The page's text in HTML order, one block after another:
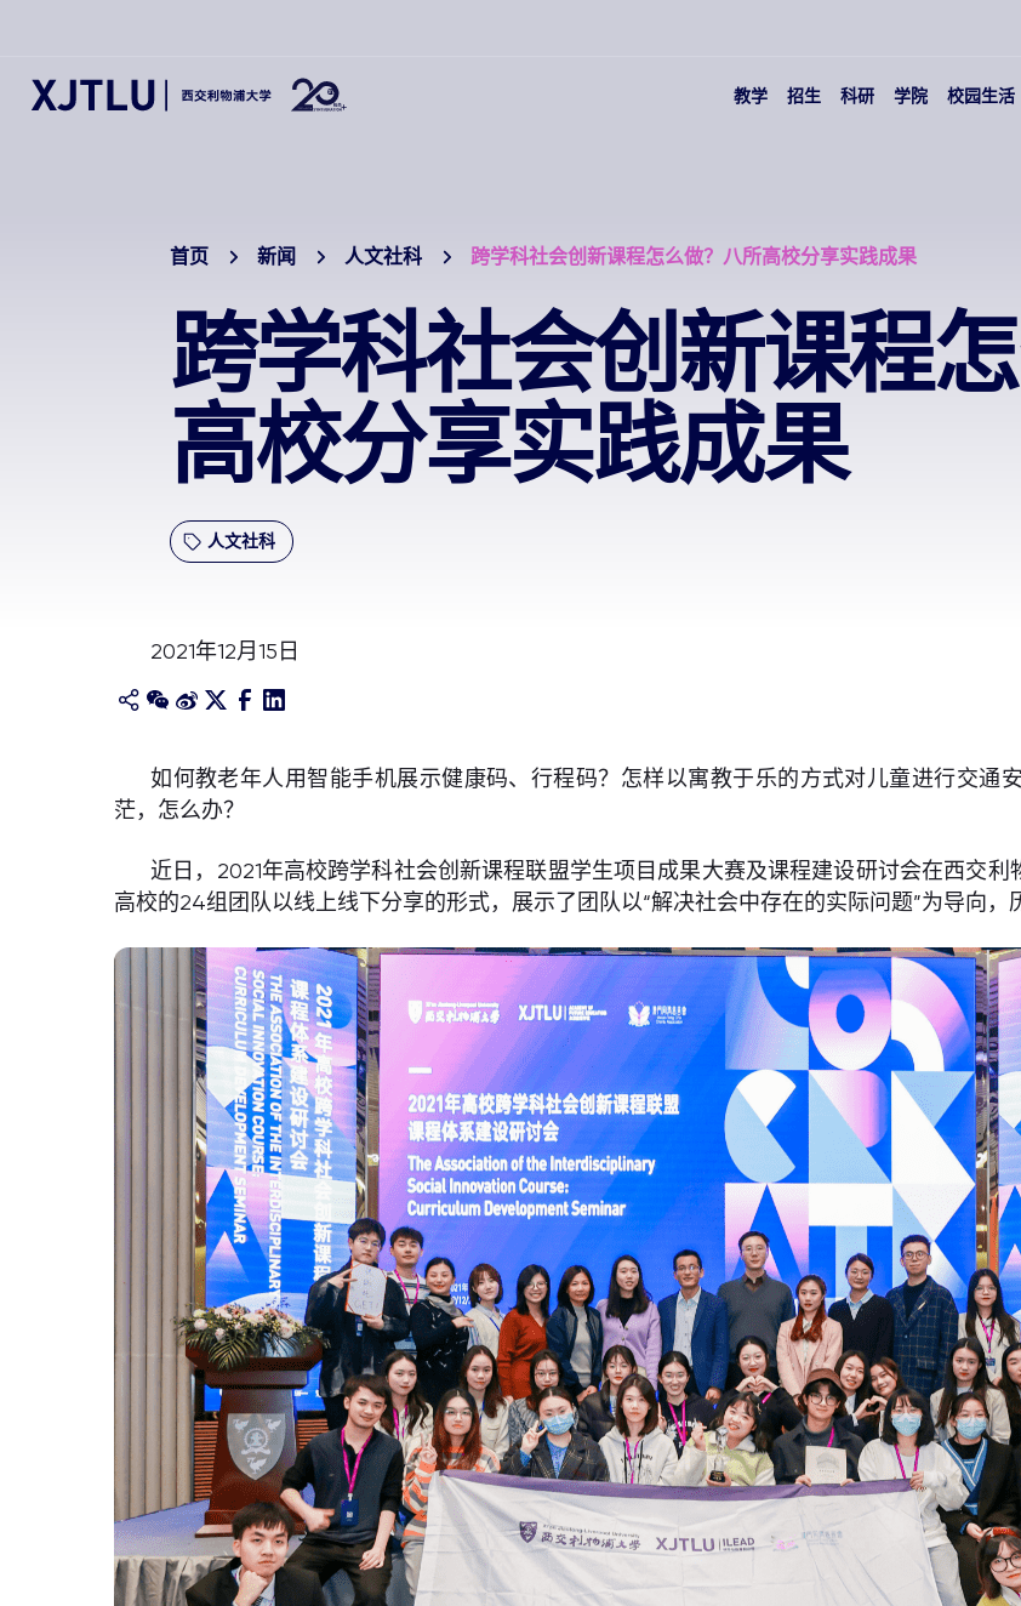
教学 招生 科研 学院 校园生活
首页 新闻 人文社科 跨学科社会创新课程怎么做？八所高校分享实践成果
跨学科社会创新课程
高校分享实践成果
人文社科
2021年12月15日
如何教老年人用智能手机展示健康码、行程码？怎样以寓教于乐的方式对儿童进行交通
茫，怎么办？
近日，2021年高校跨学科社会创新课程联盟学生项目成果大赛及课程建设研讨会在西交
高校的24组团队以线上线下分享的形式，展示了团队以“解决社会中存在的实际问题”为导向，